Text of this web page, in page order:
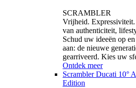
SCRAMBLER
Vrijheid.
van authenticiteit,
Schud uw ideeën op
aan: de nieuwe
gearriveerd. Kies uw
Ontdek meer
Scrambler Ducati 10°
Edition